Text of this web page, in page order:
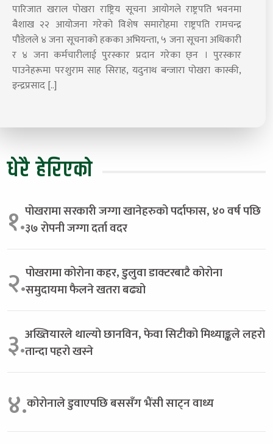
पारिजात खराल पोखरा राष्ट्रिय सूचना आयोगले राष्ट्रपति भवनमा
बैशाख २२ आयोजना गरेको विशेष समारोहमा राष्ट्रपति रामचन्द्र
पौडेलले ४ जना सूचनाको हकका अभियन्ता, ५ जना सूचना अधिकारी
र ४ जना कर्मचारीलाई पुरस्कार प्रदान गरेका छ्न । पुरस्कार
पाउनेहरूमा परशुराम साह सिराह, यदुनाथ बन्जारा पोखरा कास्की,
इन्द्रप्रसाद [..]
धेरै हेरिएको
१.पोखरामा सरकारी जग्गा खानेहरुको पर्दाफास, ४० वर्ष पछि
३७ रोपनी जग्गा दर्ता वदर
२.पोखरामा कोरोना कहर, डुलुवा डाक्टरबाटै कोरोना
समुदायमा फैलने खतरा बढ्यो
३.अख्तियारले थाल्यो छानविन, फेवा सिटीको मिथ्याङ्कले लहरो
तान्दा पहरो खस्ने
४.कोरोनाले डुवाएपछि बससँग भैंसी साट्न वाध्य